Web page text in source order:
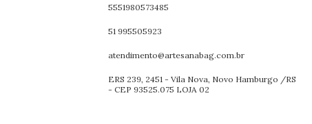
5551980573485
51 995505923
atendimento@artesanabag.com.br
ERS 239, 2451 - Vila Nova, Novo Hamburgo /RS
- CEP 93525.075 LOJA 02